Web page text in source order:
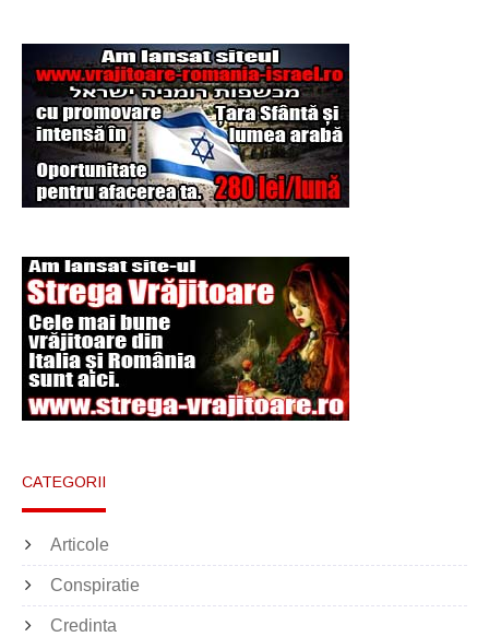
regele Arthur
Şi-a vândut soţia
pentru un ritual de
magie neagră
CATEGORII
Articole
Conspiratie
Credinta